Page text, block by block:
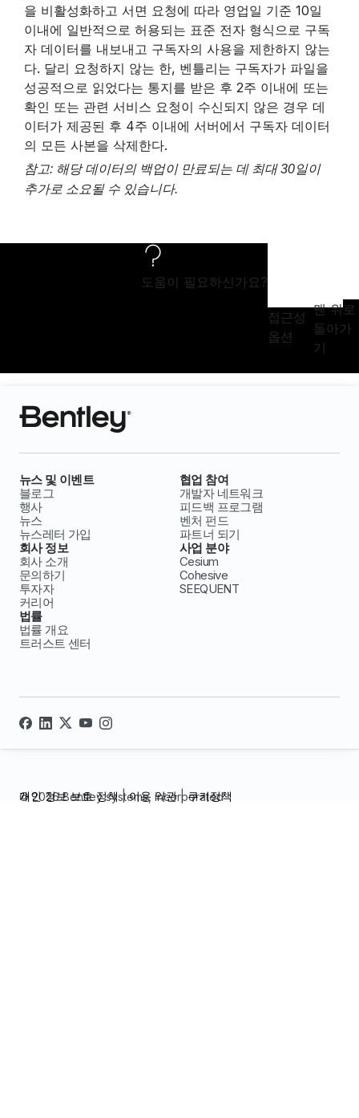
을 비활성화하고 서면 요청에 따라 영업일 기준 10일
이내에 일반적으로 허용되는 표준 전자 형식으로 구독
자 데이터를 내보내고 구독자의 사용을 제한하지 않는
다. 달리 요청하지 않는 한, 벤틀리는 구독자가 파일을
성공적으로 읽었다는 통지를 받은 후 2주 이내에 또는
확인 또는 관련 서비스 요청이 수신되지 않은 경우 데
이터가 제공된 후 4주 이내에 서버에서 구독자 데이터
의 모든 사본을 삭제한다.
참고: 해당 데이터의 백업이 만료되는 데 최대 30일이
추가로 소요될 수 있습니다.
도움이 필요하신가요?
접근성
옵션
맨 위로
돌아가
기
뉴스 및 이벤트
블로그
행사
뉴스
뉴스레터 가입
협업 참여
개발자 네트워크
피드백 프로그램
벤처 펀드
파트너 되기
회사 정보
회사 소개
문의하기
투자자
커리어
사업 분야
Cesium
Cohesive
SEEQUENT
법률
법률 개요
트러스트 센터
© 2026 Bentley systems, incorporated
개인 정보 보호 정책|이용 약관|쿠키정책